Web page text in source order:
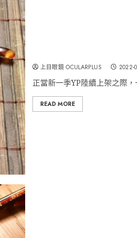
上目眼鏡 OCULARPLUS 2022-
正當新一季YP陸續上架之際，
READ MORE